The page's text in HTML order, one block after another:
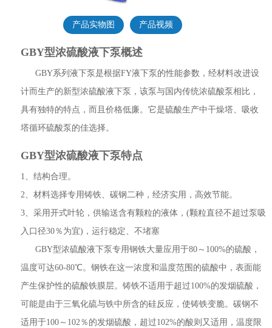
产品实物图 产品视频
GBY型浓硫酸液下泵概述
GBY系列液下泵是根据FY液下泵的性能参数，经材料改进设
计而生产的新型浓硫酸液下泵，该泵与国内传统浓硫酸泵相比，
具有独特的特点，而且价格低廉。它是硫酸生产中干燥塔、吸收
塔循环硫酸泵的佳选择。
GBY型浓硫酸液下泵特点
1、结构合理。
2、材料选择专用铸铁、碳钢二种，经济实用，高效节能。
3、采用开式叶轮，供输送含有颗粒的液体，(颗粒直径不超过泵吸
入口径30％为宜)，运行稳定、不堵塞
GBY型浓硫酸液下泵专用钢铁大量应用于80～100%的硫酸，
温度可达60-80℃。钢铁在这一浓度和温度范围的硫酸中，表面能
产生保护性的硫酸铁膜层。铸铁不适用于超过100%的发烟硫酸，
可能是由于三氧化硫与铁中所含的硅反应，使铸铁变脆。碳钢不
适用于100～102％的发烟硫酸，超过102%的酸则又适用，温度限